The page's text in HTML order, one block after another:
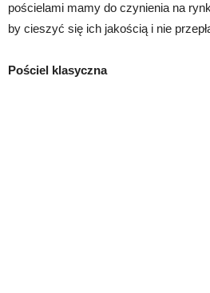
pościelami mamy do czynienia na
by cieszyć się ich jakością i nie
Pościel klasyczna